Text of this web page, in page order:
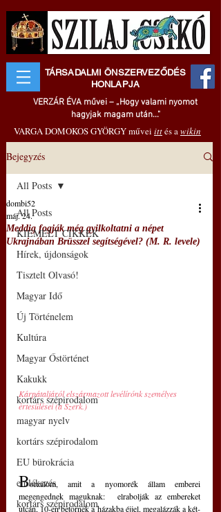
TÁRSADALMI ÖNSZERVEZŐDÉS
HONLAPJA
VERZÁR ÉVA művei – „Hogy valami nyomot
hagyjak magam után..."
VARGA DOMOKOS GYÖRGY művei ittés awikin
Bejegyzés
All Posts
KIEMELT CIKKEK
Hírek, újdonságok
Tisztelt Olvasó!
Magyar Idő
Új Történelem
Kultúra
Magyar Őstörténet
Kakukk
kortárs szépirodalom
magyar nyelv
kortárs szépirodalom
EU bürokrácia
emlékezés
kortárs szépirodalom
All Posts
Meddig fogják még gyilkoltatni a népet
Ukrajnában Brüsszel segítségével? (M. R. levele)
dombi52
máj. 24.
Kárpátaljáról elszármazott levélírónk személyes
értesülései (a Szerk.)
Borzalom, amit a nyomorék állam emberei
megengednek maguknak:  elrabolják az embereket
utcán, 10-en betörnek a házakba éjjel, megalázzák a két-